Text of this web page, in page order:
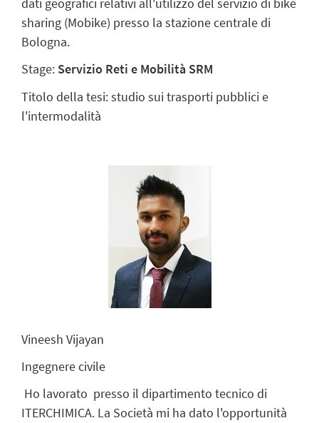
dati geografici relativi all'utilizzo del servizio di bike
sharing (Mobike) presso la stazione centrale di
Bologna.
Stage: Servizio Reti e Mobilità SRM
Titolo della tesi: studio sui trasporti pubblici e
l'intermodalità
Vineesh Vijayan
Ingegnere civile
Ho lavorato presso il dipartimento tecnico di
ITERCHIMICA. La Società mi ha dato l'opportunità